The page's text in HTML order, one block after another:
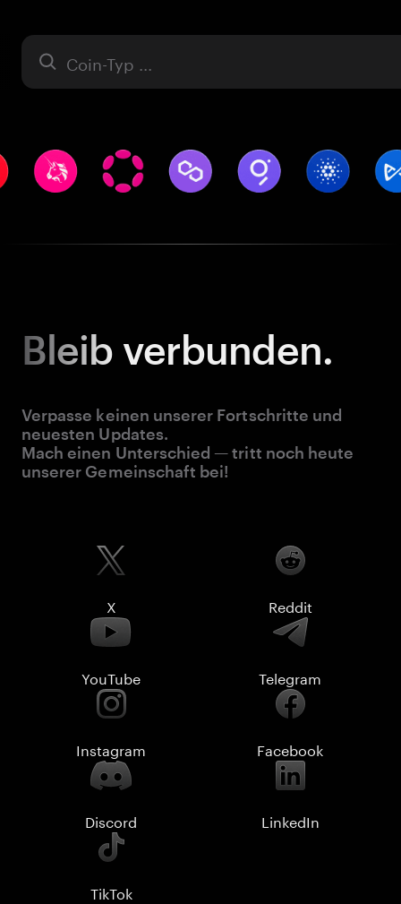
Asset
Bleib verbunden.
Verpasse keinen unserer Fortschritte und
neuesten Updates.
Mach einen Unterschied — tritt noch heute
unserer Gemeinschaft bei!
X Reddit
YouTube Telegram
Instagram Facebook
Discord LinkedIn
TikTok